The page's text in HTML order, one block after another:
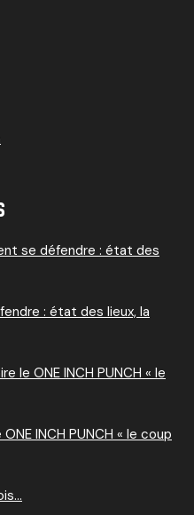
se défendre : état des
: état des lieux, la
le ONE INCH PUNCH « le
INCH PUNCH « le coup